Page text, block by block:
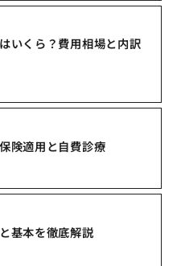
いくら？費用相場と内訳
険適用と自費診療
基本を徹底解説